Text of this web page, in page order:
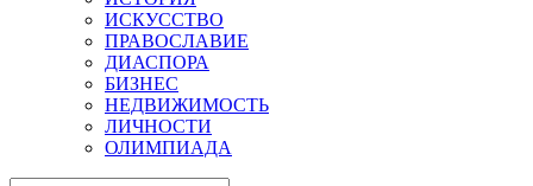
ИСКУССТВО
ПРАВОСЛАВИЕ
ДИАСПОРА
БИЗНЕС
НЕДВИЖИМОСТЬ
ЛИЧНОСТИ
ОЛИМПИАДА